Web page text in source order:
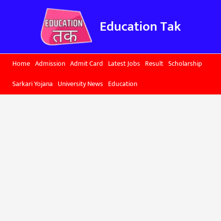
Education Tak
Home Admission Admit Card Latest Jobs Result Scholarship
Sarkari Yojana University News Education